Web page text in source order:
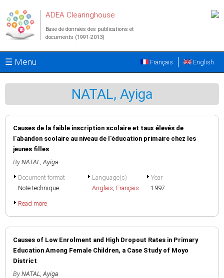
ADEA Clearinghouse
Base de données des publications et
documents (1991-2013)
☰ Menu English
Français
NATAL, Ayiga
Causes de la faible inscription scolaire et taux élevés de
l'abandon scolaire au niveau de l'éducation primaire chez les
jeunes filles
By NATAL, Ayiga
Document format
Note technique
Language(s)
Anglais, Français
Year
1997
Read more
Causes of Low Enrolment and High Dropout Rates in Primary
Education Among Female Children, a Case Study of Moyo
District
By NATAL, Ayiga